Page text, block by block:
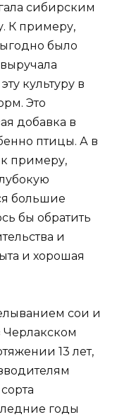
сибирским
К примеру,
было
культуру в
Это
добавка в
птицы. А в
примеру,
большие
бы обратить
и
и хорошая
сои и
13 лет,
годы